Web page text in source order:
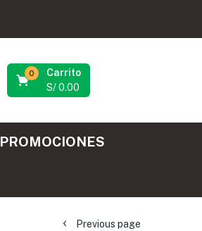
Carrito
0
S/0.00
PROMOCIONES
Previous page